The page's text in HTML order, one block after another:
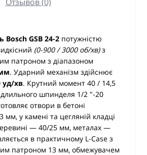
GSB 24-2 потужністю
(0-900 / 3000 об/хв)з
патроном з діапазоном
. Ударний механізм здійснює
уд/хв. Крутний момент 40 / 14,5
шпинделя 1/2 "-20
отвори в бетоні
мм, у камені та цегляній кладці
— 40/25 мм, металах —
в практичному L-Case з
патроном 13 мм, обмежувачем